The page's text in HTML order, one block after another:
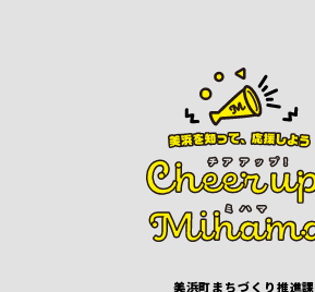
美浜町まちづくり推進課